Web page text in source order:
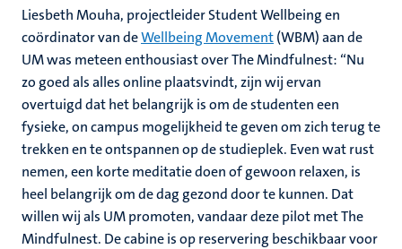
Liesbeth Mouha, projectleider Student Wellbeing en
coördinator van deWellbeing Movement(WBM) aan de
UM was meteen enthousiast over The Mindfulnest: “Nu
zo goed als alles online plaatsvindt, zijn wij ervan
overtuigd dat het belangrijk is om de studenten een
fysieke, on campus mogelijkheid te geven om zich terug te
trekken en te ontspannen op de studieplek. Even wat rust
nemen, een korte meditatie doen of gewoon relaxen, is
heel belangrijk om de dag gezond door te kunnen. Dat
willen wij als UM promoten, vandaar deze pilot met The
Mindfulnest. De cabine is op reservering beschikbaar voor